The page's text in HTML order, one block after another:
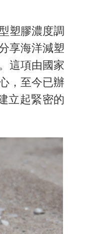
塑膠濃度調
享海洋減塑
這項由國家
，至今已辦
立起緊密的